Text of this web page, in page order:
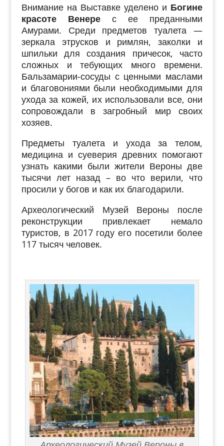
Внимание на Выставке уделено и Богине
красоте Венерес ее преданными
Амурами. Среди предметов туалета —
зеркала этрусков и римлян,заколки и
шпильки для создания причесок, часто
сложных и тебующих много времени.
Бальзамарии-сосуды с ценными маслами
и благовониями были необходимыми для
ухода за кожей, их использовали все, они
сопровождали в загробный мир своих
хозяев.
Предметы туалета и уходаза телом,
медицина и суеверия древних помогают
узнать какими были жители Вероны две
тысячи лет назад – во что верили, что
просили у богов и как их благодарили.
Археологический Музей Вероны после
реконструкции привлекает немало
туристов, в 2017 году его посетили более
117 тысяч человек.